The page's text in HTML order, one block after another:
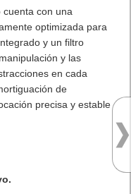
cuenta con una
optimizada para
y un filtro
y las
en cada
de
precisa y estable